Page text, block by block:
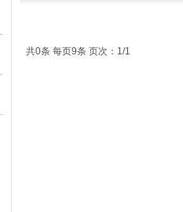
共0条 每页9条 页次：1/1